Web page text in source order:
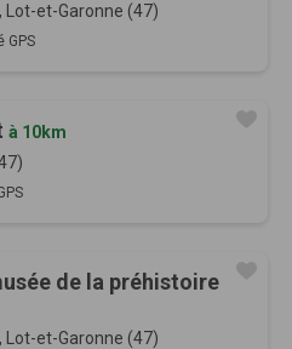
et-Garonne (47)
GPS
à 10km
de la préhistoire
et-Garonne (47)